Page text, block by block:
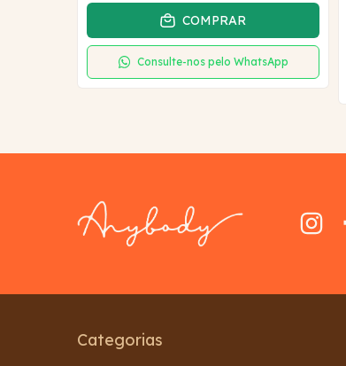
COMPRAR
Consulte-nos pelo WhatsApp
Categorias